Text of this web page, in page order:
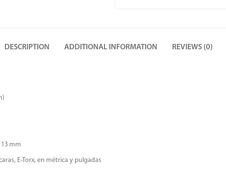
DESCRIPTION ADDITIONAL INFORMATION REVIEWS (0)
13 mm
E-Torx, en métrica y pulgadas